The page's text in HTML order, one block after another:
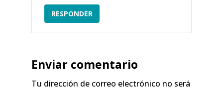
RESPONDER
Enviar comentario
Tu dirección de correo electrónico no será